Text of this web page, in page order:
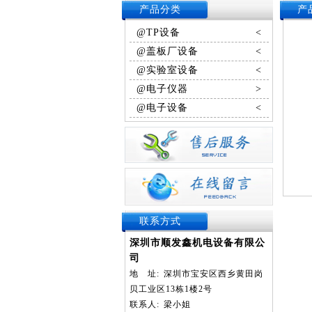
产品分类
@TP设备
<
@盖板厂设备
<
@实验室设备
<
@电子仪器
>
@电子设备
<
联系方式
深圳市顺发鑫机电设备有限公
司
地 址: 深圳市宝安区西乡黄田岗
贝工业区13栋1楼2号
联系人: 梁小姐
产